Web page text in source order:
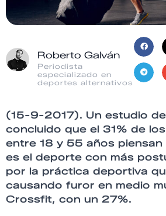
Roberto Galván
Periodista
especializado en
deportes alternativos
(15-9-2017). Un estudio de
concluido que el 31% de
entre 18 y 55 años piensan
es el deporte con más
por la práctica deportiva
causando furor en medio
Crossfit, con un 27%.